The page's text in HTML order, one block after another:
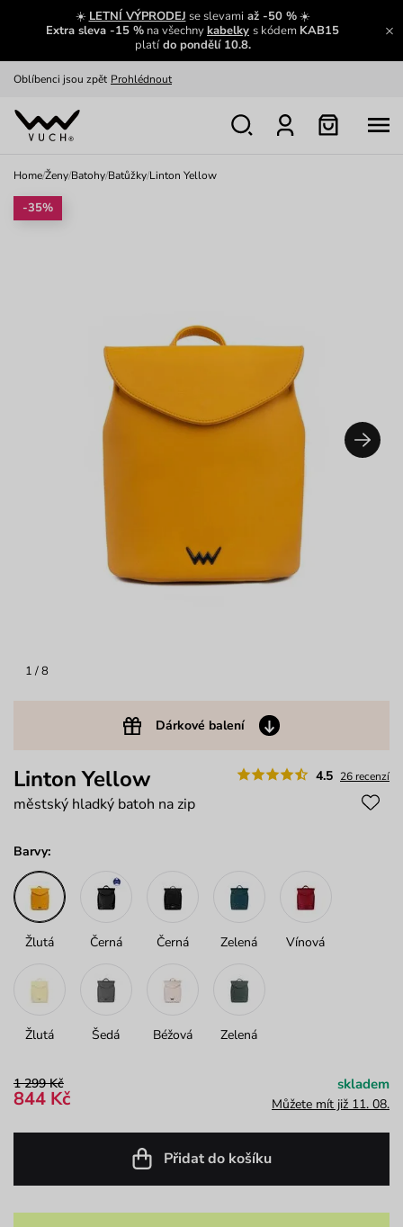
☀️ LETNÍ VÝPRODEJ se slevamiaž -50 %☀️
Extra sleva -15 % na všechnykabelky s kódem KAB15
platído pondělí 10.8.
Zajímavosti ze světa Vuch:
Zobrazit
Oblíbenci jsou zpět Prohlédnout
Nech se inspirovat
Home/Ženy/Batohy/Batůžky/Linton Yellow
1 / 8
Dárkové balení
-35%
4.5 26 recenzí
Linton Yellow
městský hladký batoh na zip
Barvy:
Žlutá Černá Černá Zelená Vínová
Žlutá Šedá Béžová Zelená
1 299 Kč
844 Kč
skladem
Můžete mít již 11. 08.
Přidat do košíku